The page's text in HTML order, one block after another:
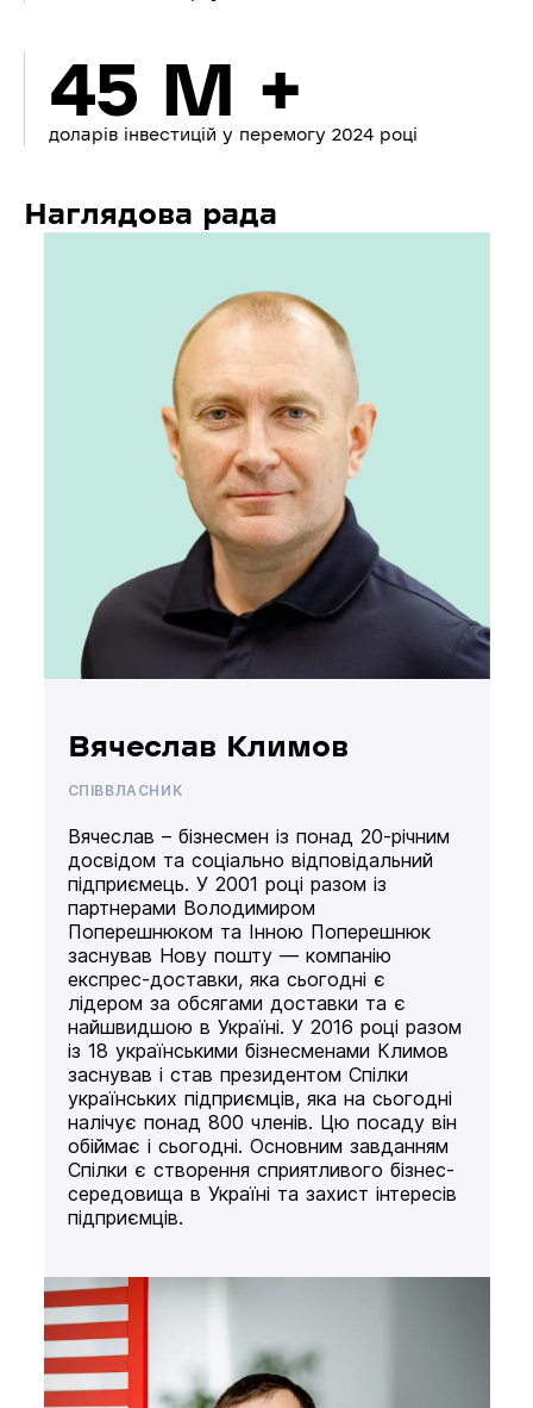
45 M +
доларів інвестицій у перемогу 2024 році
Наглядова рада
Вячеслав Климов
СПІВВЛАСНИК
Вячеслав – бізнесмен із понад 20-річним
досвідом та соціально відповідальний
підприємець. У 2001 році разом із
партнерами Володимиром
Поперешнюком та Інною Поперешнюк
заснував Нову пошту — компанію
експрес-доставки, яка сьогодні є
лідером за обсягами доставки та є
найшвидшою в Україні. У 2016 році разом
із 18 українськими бізнесменами Климов
заснував і став президентом Спілки
українських підприємців, яка на сьогодні
налічує понад 800 членів. Цю посаду він
обіймає і сьогодні. Основним завданням
Спілки є створення сприятливого бізнес-
середовища в Україні та захист інтересів
підприємців.